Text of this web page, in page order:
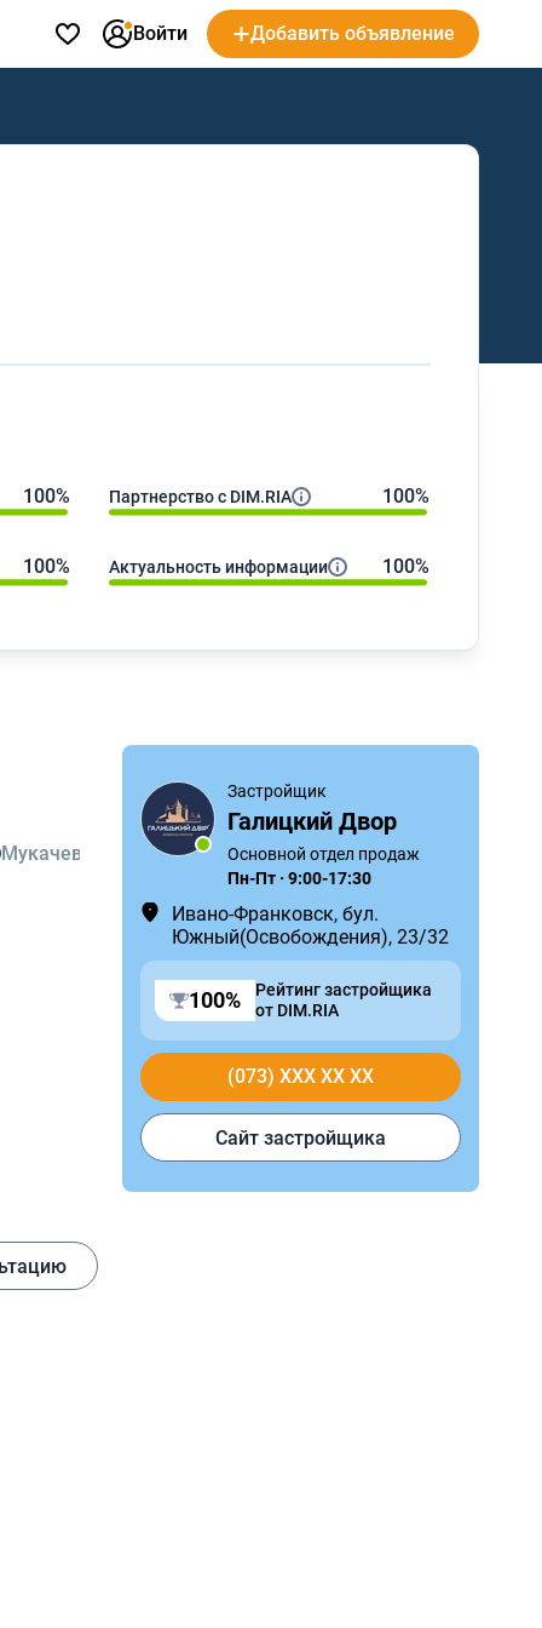
Войти Добавить объявление
100% Партнерство с DIM.RIA 100%
100% Актуальность информации 100%
Мукачево Криховцы 1
Застройщик
Галицкий Двор
Основной отдел продаж
Пн-Пт · 9:00-17:30
Ивано-Франковск, бул.
Южный(Освобождения), 23/32
100%
Рейтинг застройщика
от DIM.RIA
(073) XXX XX XX
Сайт застройщика